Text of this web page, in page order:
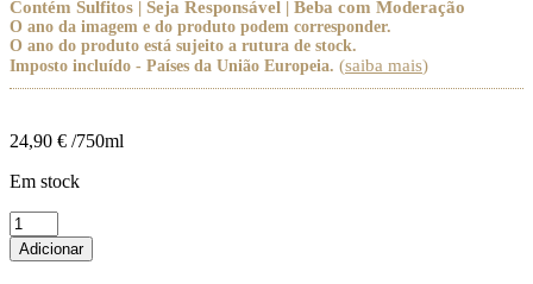
Contém Sulfitos | Seja Responsável | Beba com Moderação
O ano da imagem e do produto podem corresponder.
O ano do produto está sujeito a rutura de stock.
Imposto incluído - Países da União Europeia. (saiba mais)
24,90 € /750ml
Em stock
Quantidade
de
Textura
Adicionar